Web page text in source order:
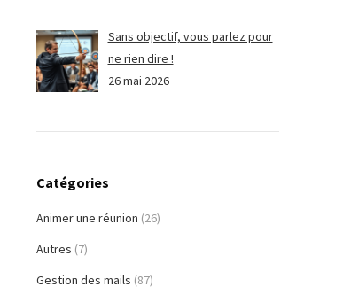
Sans objectif, vous parlez pour
ne rien dire !
26 mai 2026
Catégories
Animer une réunion (26)
Autres (7)
Gestion des mails (87)